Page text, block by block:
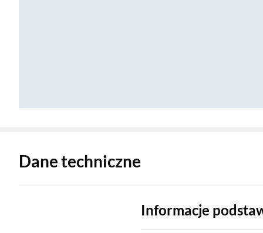
Dane techniczne
Informacje